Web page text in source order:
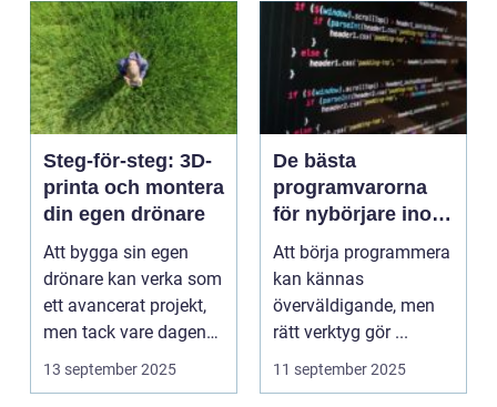
Steg-för-steg: 3D-
printa och montera
din egen drönare
Att bygga sin egen
drönare kan verka som
ett avancerat projekt,
men tack vare dagens
3D-skrivar...
13 september 2025
De bästa
programvarorna
för nybörjare inom
programmering
Att börja programmera
kan kännas
överväldigande, men
rätt verktyg gör ...
11 september 2025